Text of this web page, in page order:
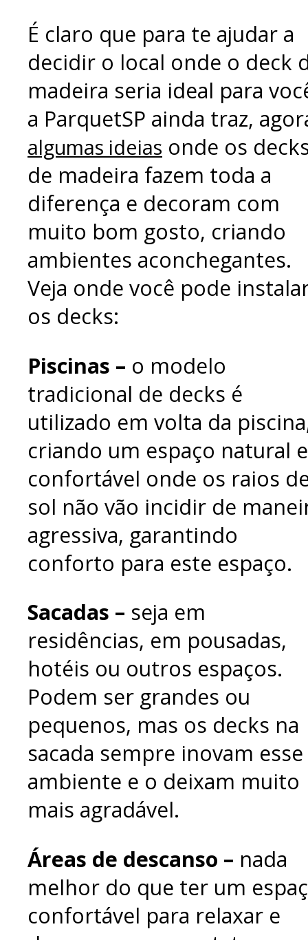
É claro que para te ajudar a
decidir o local onde o deck
madeira seria ideal para
a ParquetSP ainda traz,
algumas ideias onde os
de madeira fazem toda a
diferença e decoram com
muito bom gosto, criando
ambientes aconchegantes.
Veja onde você pode
os decks:
Piscinas – o modelo
tradicional de decks é
utilizado em volta da
criando um espaço natural e
confortável onde os raios
sol não vão incidir de
agressiva, garantindo
conforto para este espaço.
Sacadas – seja em
residências, em pousadas,
hotéis ou outros espaços.
Podem ser grandes ou
pequenos, mas os decks na
sacada sempre inovam esse
ambiente e o deixam muito
mais agradável.
Áreas de descanso – nada
melhor do que ter um
confortável para relaxar e